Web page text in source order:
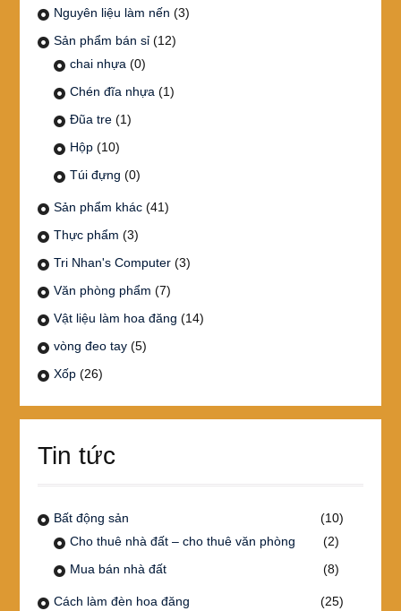
Nguyên liệu làm nến (3)
Sản phẩm bán sỉ (12)
chai nhựa (0)
Chén đĩa nhựa (1)
Đũa tre (1)
Hộp (10)
Túi đựng (0)
Sản phẩm khác (41)
Thực phẩm (3)
Tri Nhan's Computer (3)
Văn phòng phẩm (7)
Vật liệu làm hoa đăng (14)
vòng đeo tay (5)
Xốp (26)
Tin tức
Bất động sản
(10)
Cho thuê nhà đất – cho thuê văn phòng
(2)
Mua bán nhà đất
(8)
Cách làm đèn hoa đăng (25)